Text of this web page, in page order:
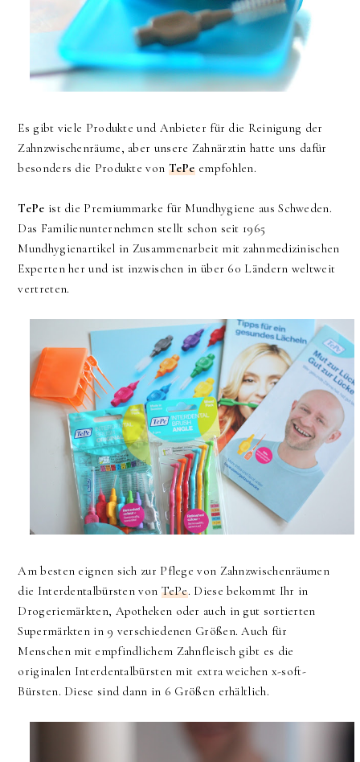
Es gibt viele Produkte und Anbieter für die Reinigung der
Zahnzwischenräume, aber unsere Zahnärztin hatte uns dafür
besonders die Produkte von TePeempfohlen.
TePe ist die Premiummarke für Mundhygiene aus Schweden.
Das Familienunternehmen stellt schon seit 1965
Mundhygienartikel in Zusammenarbeit mit zahnmedizinischen
Experten her und ist inzwischen in über 60 Ländern weltweit
vertreten.
Am besten eignen sich zur Pflege von Zahnzwischenräumen
die Interdentalbürsten von TePe. Diese bekommt Ihr in
Drogeriemärkten, Apotheken oder auch in gut sortierten
Supermärkten in 9 verschiedenen Größen. Auch für
Menschen mit empfindlichem Zahnfleisch gibt es die
originalen Interdentalbürsten mit extra weichen x-soft-
Bürsten. Diese sind dann in 6 Größen erhältlich.